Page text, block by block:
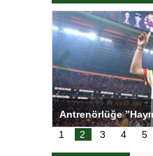
Salihli Sporcuları
1 2 3 4 5